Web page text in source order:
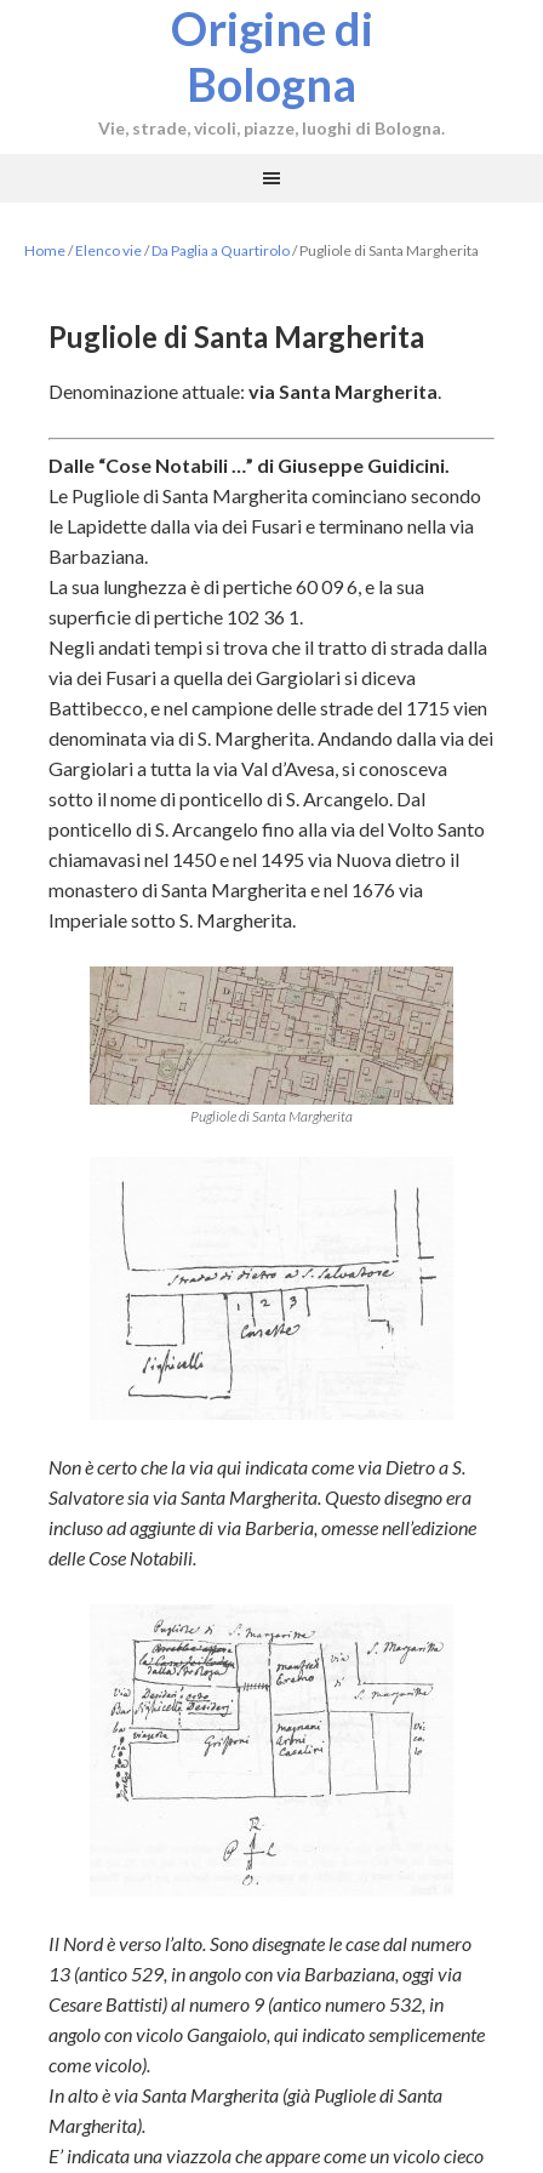
Origine di
Bologna
Vie, strade, vicoli, piazze, luoghi di Bologna.
Home/Elenco vie/Da Paglia a Quartirolo/Pugliole di Santa Margherita
Pugliole di Santa Margherita
Denominazione attuale: via Santa Margherita.
Dalle “Cose Notabili …” di Giuseppe Guidicini.
Le Pugliole di Santa Margherita cominciano secondo
le Lapidette dalla via dei Fusari e terminano nella via
Barbaziana.
La sua lunghezza è di pertiche 60 09 6, e la sua
superficie di pertiche 102 36 1.
Negli andati tempi si trova che il tratto di strada dalla
via dei Fusari a quella dei Gargiolari si diceva
Battibecco, e nel campione delle strade del 1715 vien
denominata via di S. Margherita. Andando dalla via dei
Gargiolari a tutta la via Val d’Avesa, si conosceva
sotto il nome di ponticello di S. Arcangelo. Dal
ponticello di S. Arcangelo fino alla via del Volto Santo
chiamavasi nel 1450 e nel 1495 via Nuova dietro il
monastero di Santa Margherita e nel 1676 via
Imperiale sotto S. Margherita.
Pugliole di Santa Margherita
Non è certo che la via qui indicata come via Dietro a S.
Salvatore sia via Santa Margherita. Questo disegno era
incluso ad aggiunte di via Barberia, omesse nell’edizione
delle Cose Notabili.
Il Nord è verso l’alto. Sono disegnate le case dal numero
13 (antico 529, in angolo con via Barbaziana, oggi via
Cesare Battisti) al numero 9 (antico numero 532, in
angolo con vicolo Gangaiolo, qui indicato semplicemente
come vicolo).
In alto è via Santa Margherita (già Pugliole di Santa
Margherita).
E’ indicata una viazzola che appare come un vicolo cieco